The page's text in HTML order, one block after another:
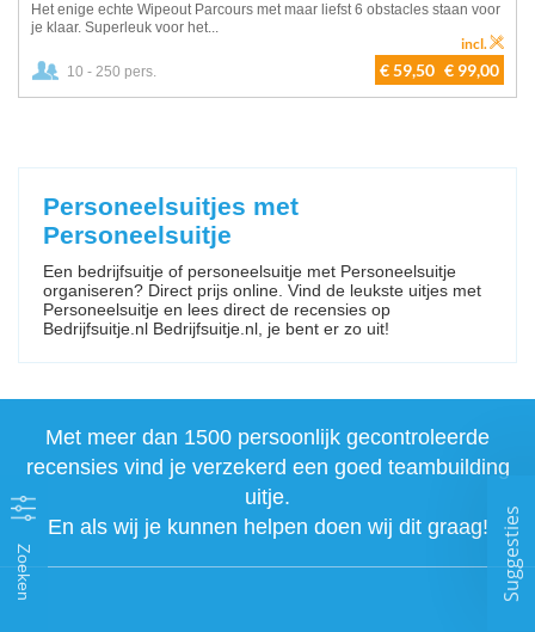
Zoeken
Het enige echte Wipeout Parcours met maar liefst 6 obstacles staan voor
je klaar. Superleuk voor het...
10 - 250 pers. € 59,50 € 99,00
incl.
Personeelsuitjes met
Personeelsuitje
Een bedrijfsuitje of personeelsuitje met Personeelsuitje
organiseren? Direct prijs online. Vind de leukste uitjes met
Personeelsuitje en lees direct de recensies op
Bedrijfsuitje.nl Bedrijfsuitje.nl, je bent er zo uit!
Met meer dan 1500 persoonlijk gecontroleerde
recensies vind je verzekerd een goed teambuilding
uitje.
En als wij je kunnen helpen doen wij dit graag!
Suggesties